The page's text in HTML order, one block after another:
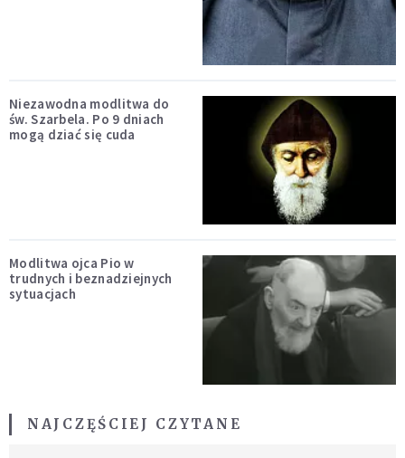
Niezawodna modlitwa do
św. Szarbela. Po 9 dniach
mogą dziać się cuda
Modlitwa ojca Pio w
trudnych i beznadziejnych
sytuacjach
NAJCZĘŚCIEJ CZYTANE